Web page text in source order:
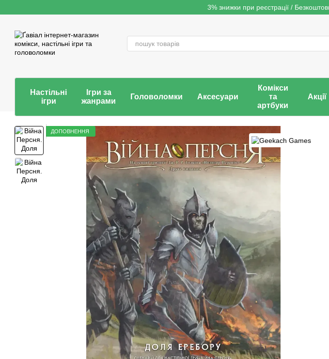
3% знижки при реєстрації /
Настільні
ігри
Ігри за
жанрами
Головоломки Аксесуари
Комікси
та
артбуки
Акції
ДОПОВНЕННЯ